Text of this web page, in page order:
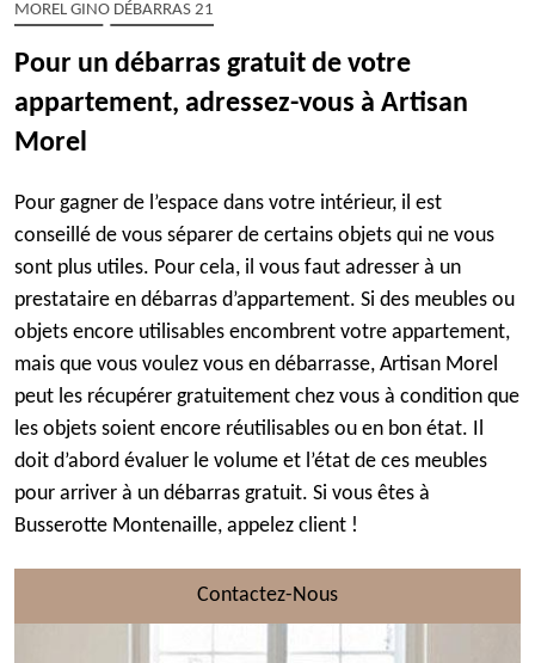
MOREL GINO DÉBARRAS 21
Pour un débarras gratuit de votre
appartement, adressez-vous à Artisan
Morel
Pour gagner de l’espace dans votre intérieur, il est
conseillé de vous séparer de certains objets qui ne vous
sont plus utiles. Pour cela, il vous faut adresser à un
prestataire en débarras d’appartement. Si des meubles ou
objets encore utilisables encombrent votre appartement,
mais que vous voulez vous en débarrasse, Artisan Morel
peut les récupérer gratuitement chez vous à condition que
les objets soient encore réutilisables ou en bon état. Il
doit d’abord évaluer le volume et l’état de ces meubles
pour arriver à un débarras gratuit. Si vous êtes à
Busserotte Montenaille, appelez client !
Contactez-Nous